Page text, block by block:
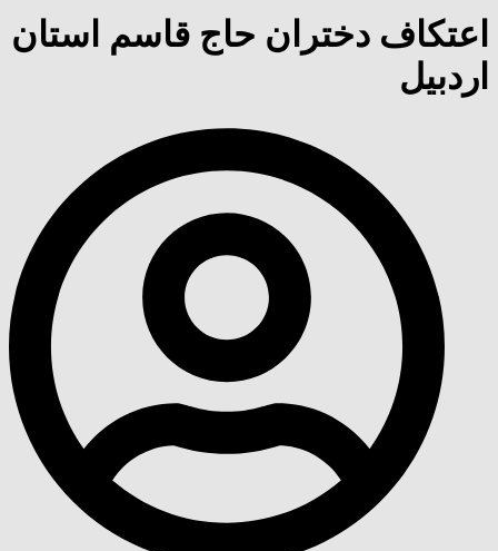
اعتکاف دختران حاج قاسم استان
اردبیل